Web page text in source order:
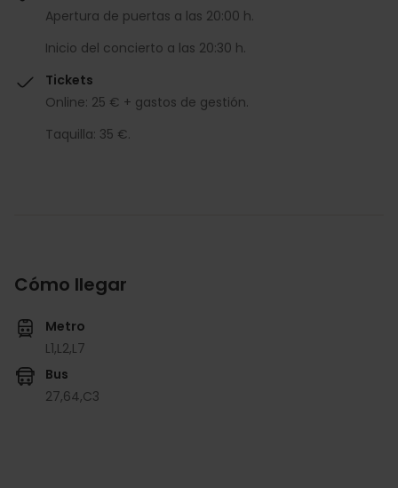
Apertura de puertas a las 20:00 h.
Inicio del concierto a las 20:30 h.
Tickets
Online: 25 € + gastos de gestión.
Taquilla: 35 €.
Cómo llegar
Metro
L1,L2,L7
Bus
27,64,C3